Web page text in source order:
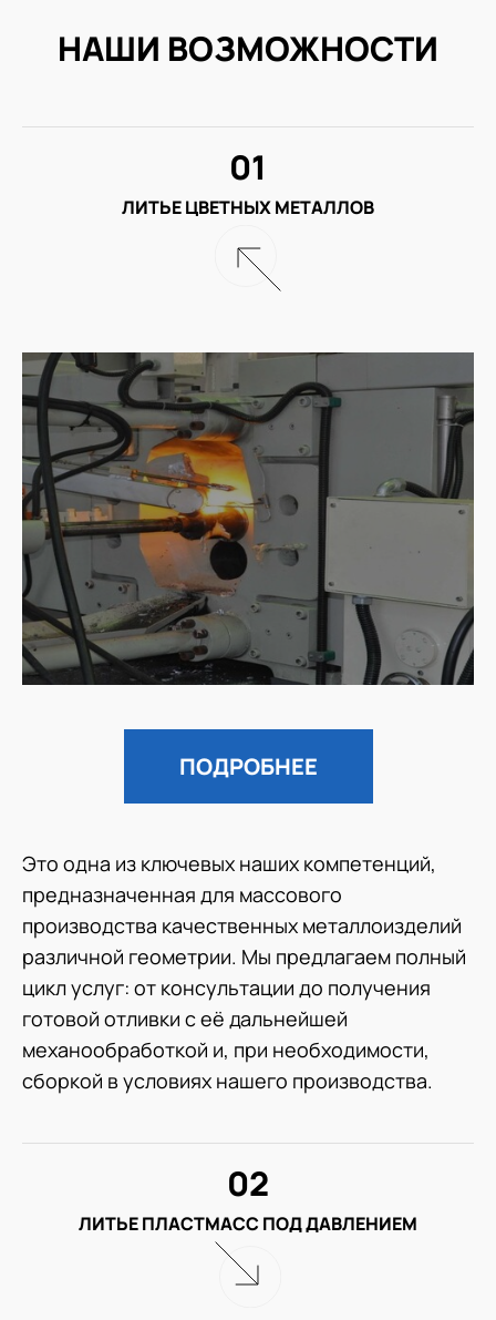
НАШИ ВОЗМОЖНОСТИ
ЛИТЬЕ ЦВЕТНЫХ МЕТАЛЛОВ
01
ПОДРОБНЕЕ
Это одна из ключевых наших компетенций,
предназначенная для массового
производства качественных металлоизделий
различной геометрии. Мы предлагаем полный
цикл услуг: от консультации до получения
готовой отливки с её дальнейшей
механообработкой и, при необходимости,
сборкой в условиях нашего производства.
ЛИТЬЕ ПЛАСТМАСС ПОД ДАВЛЕНИЕМ
02